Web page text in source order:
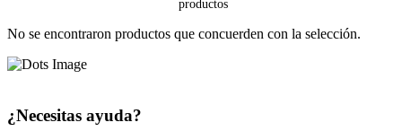
No se encontraron productos que concuerden con la selección.
¿Necesitas ayuda?